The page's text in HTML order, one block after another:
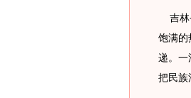
吉林
饱满的
递。一
把民族